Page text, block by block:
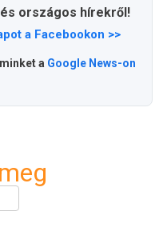
országos hírekről!
a Facebookon >>
a Google News-on